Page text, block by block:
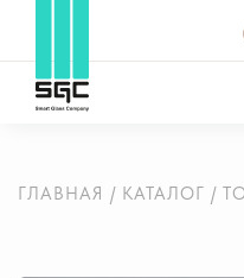
ГЛАВНАЯ / КАТАЛОГ /